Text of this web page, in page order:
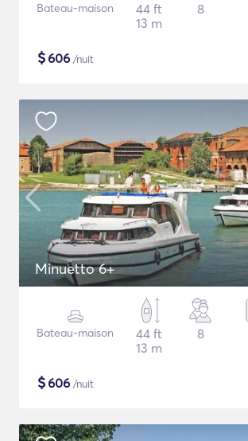
Bateau-maison
44 ft
13 m
8
$606 /nuit
Minuetto 6+
Bateau-maison
44 ft
13 m
8
$606 /nuit